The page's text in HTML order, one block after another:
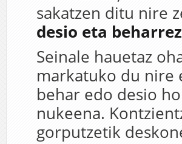
sakatzen ditu nire
desio eta
Seinale hauetaz
markatuko du nire
behar edo desio
nukeena.
gorputzetik